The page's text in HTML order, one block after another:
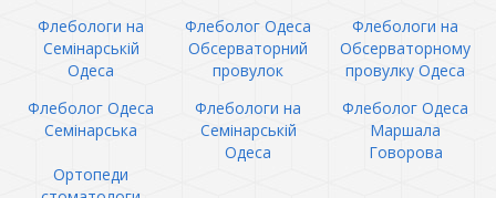
Флебологи на
Семінарській
Одеса
Флеболог Одеса
Обсерваторний
провулок
Флебологи на
Обсерваторному
провулку Одеса
Флеболог Одеса
Семінарська
Флебологи на
Семінарській
Одеса
Флеболог Одеса
Маршала
Говорова
Ортопеди